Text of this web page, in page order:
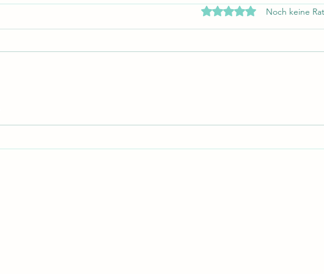
Never give up
Mit 0 von 5 Sternen
Noch keine